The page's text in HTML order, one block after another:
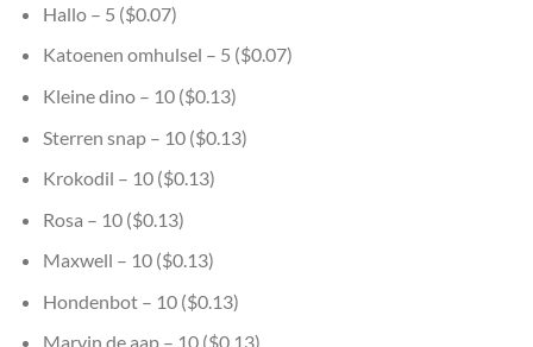
Hallo – 5 ($0.07)
Katoenen omhulsel – 5 ($0.07)
Kleine dino – 10 ($0.13)
Sterren snap – 10 ($0.13)
Krokodil – 10 ($0.13)
Rosa – 10 ($0.13)
Maxwell – 10 ($0.13)
Hondenbot – 10 ($0.13)
Marvin de aap – 10 ($0.13)